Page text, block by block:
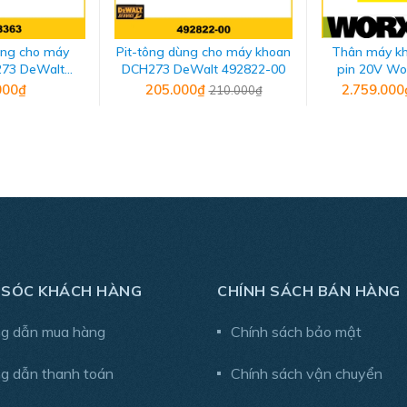
cho máy
DeWalt
Pit-tông dùng cho máy khoan
DCH273 DeWalt 492822-00
205.000₫210.000₫
Thân máy
pin 20V
KHÁCH HÀNG
dẫn mua hàng
dẫn thanh toán
CHÍNH SÁCH BÁN HÀNG
Chính sách bảo mật
Chính sách vận chuyển